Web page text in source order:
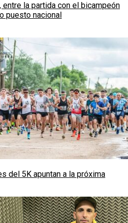
entre la partida con el bicampeón
puesto nacional
del 5K apuntan a la próxima